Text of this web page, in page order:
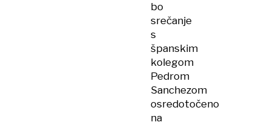
bo
srečanje
s
španskim
kolegom
Pedrom
Sanchezom
osredotočeno
na